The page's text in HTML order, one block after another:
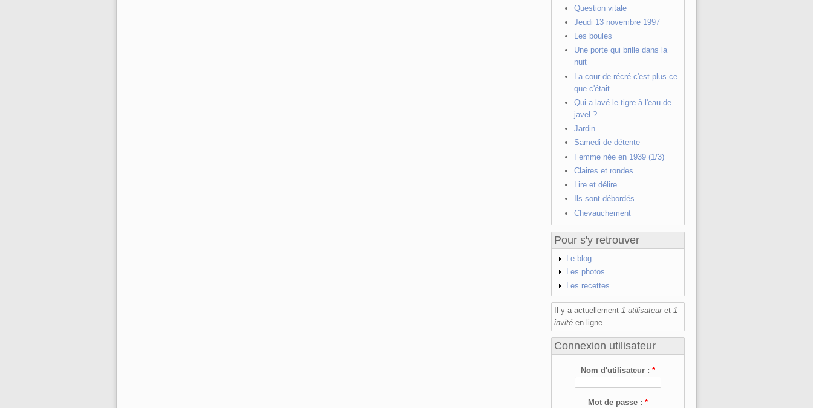
Question vitale
Jeudi 13 novembre 1997
Les boules
Une porte qui brille dans la
nuit
La cour de récré c'est plus ce
que c'était
Qui a lavé le tigre à l'eau de
javel ?
Jardin
Samedi de détente
Femme née en 1939 (1/3)
Claires et rondes
Lire et délire
Ils sont débordés
Chevauchement
Pour s'y retrouver
Le blog
Les photos
Les recettes
Il y a actuellement1 utilisateuret1
invité en ligne.
Connexion utilisateur
Nom d'utilisateur :*
Mot de passe :*